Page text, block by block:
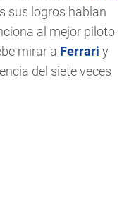
sus logros hablan
al mejor piloto
mirar a Ferrari y
del siete veces